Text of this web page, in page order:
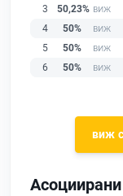
3
50,23%
4
50%
5
50%
6
50%
виж